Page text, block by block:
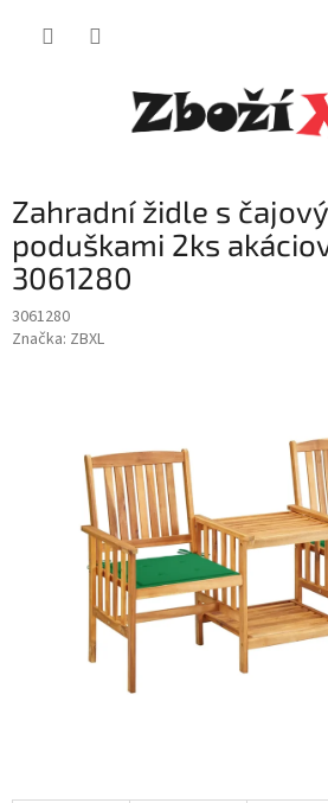
Zahradní židle s
poduškami 2ks
3061280
3061280
Značka: ZBXL